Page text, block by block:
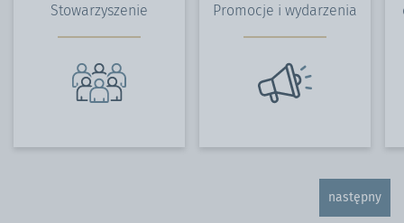
Stowarzyszenie Promocje i wydarzenia
następny